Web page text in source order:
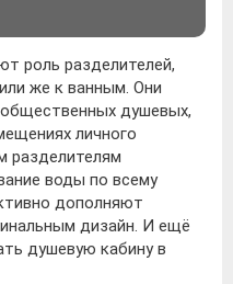
роль разделителей,
же к ванным. Они
общественных душевых,
личного
разделителям
воды по всему
дополняют
дизайн. И ещё
душевую кабину в